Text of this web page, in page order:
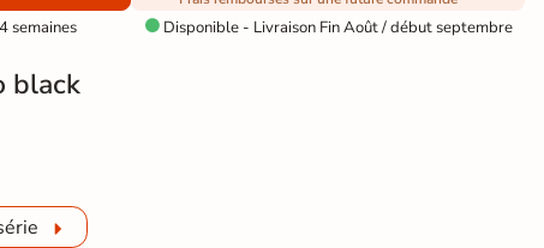
semaines Disponible - Livraison Fin Août / début septembre
black